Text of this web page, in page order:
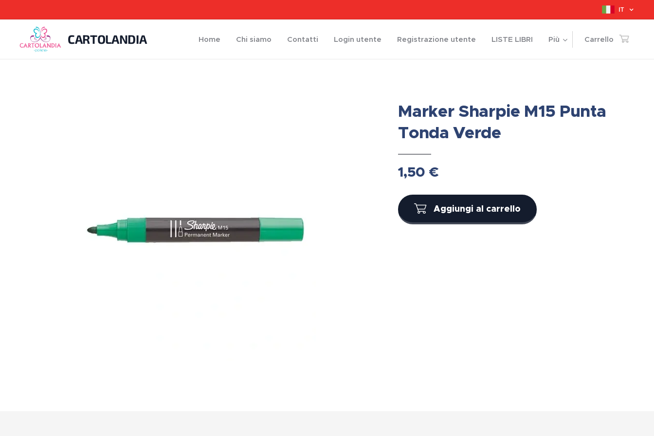
IT
CARTOLANDIA Home Chi siamo Contatti Login utente Registrazione utente LISTE LIBRI Più Carrello
Marker Sharpie M15 Punta
Tonda Verde
1,50 €
Aggiungi al carrello